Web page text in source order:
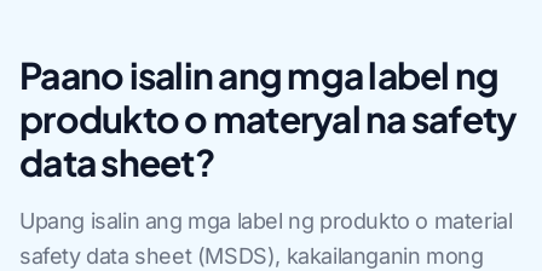
Paano isalin ang mga label ng
produkto o materyal na safety
data sheet?
Upang isalin ang mga label ng produkto o material
safety data sheet (MSDS), kakailanganin mong